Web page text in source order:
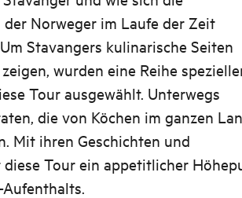
Norweger im Laufe der Zeit
Stavangers kulinarische Seiten
wurden eine Reihe
Tour ausgewählt. Unterwegs
die von Köchen im ganzen
Mit ihren Geschichten und
diese Tour ein appetitlicher